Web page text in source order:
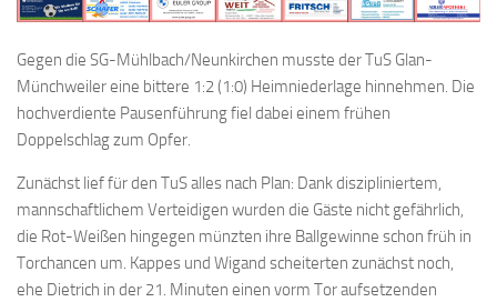
Gegen die SG-Mühlbach/Neunkirchen musste der TuS Glan-
Münchweiler eine bittere 1:2 (1:0) Heimniederlage hinnehmen. Die
hochverdiente Pausenführung fiel dabei einem frühen
Doppelschlag zum Opfer.
Zunächst lief für den TuS alles nach Plan: Dank diszipliniertem,
mannschaftlichem Verteidigen wurden die Gäste nicht gefährlich,
die Rot-Weißen hingegen münzten ihre Ballgewinne schon früh in
Torchancen um. Kappes und Wigand scheiterten zunächst noch,
ehe Dietrich in der 21. Minuten einen vorm Tor aufsetzenden